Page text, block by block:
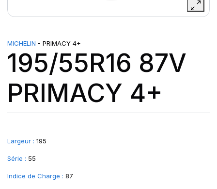
MICHELIN - PRIMACY 4+
195/55R16 87V
PRIMACY 4+
Largeur : 195
Série : 55
Indice de Charge : 87